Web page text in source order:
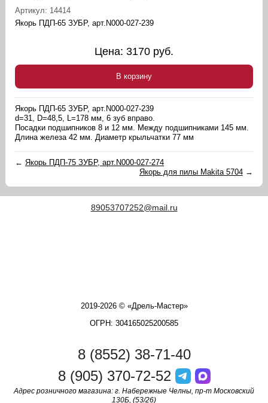
Артикул: 14414
Якорь ПДП-65 ЗУБР, арт.N000-027-239
Цена: 3170 руб.
В корзину
Якорь ПДП-65 ЗУБР, арт.N000-027-239
d=31, D=48,5, L=178 мм, 6 зуб вправо.
Посадки подшипников 8 и 12 мм. Между подшипниками 145 мм.
Длина железа 42 мм. Диаметр крыльчатки 77 мм
←Якорь ПДП-75 ЗУБР, арт.N000-027-274
Якорь для пилы Makita 5704→
89053707252@mail.ru
2019-2026 © «Дрель-Мастер»
ОГРН: 304165025200585
8 (8552) 38-71-40
8 (905) 370-72-52
Адрес розничного магазина: г. Набережные Челны, пр-т Московский
130Б, (53/26)